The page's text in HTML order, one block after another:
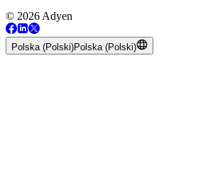
© 2026 Adyen
Polska (Polski)Polska (Polski)